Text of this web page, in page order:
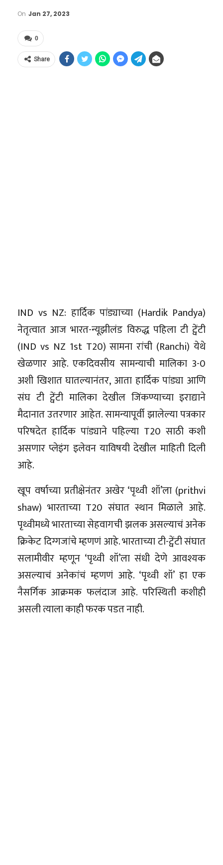
On Jan 27, 2023
0
Share
IND vs NZ: हार्दिक पांड्याच्या (Hardik Pandya)
नेतृत्वात आज भारत-न्यूझीलंड विरुद्ध पहिला टी ट्वेंटी
(IND vs NZ 1st T20) सामना रांची (Ranchi) येथे
खेळणार आहे. एकदिवसीय सामन्याची मालिका 3-0
अशी खिशात घातल्यानंतर, आता हार्दिक पांड्या आणि
संघ टी ट्वेंटी मालिका देखील जिंकण्याच्या इराद्याने
मैदानात उतरणार आहेत. सामन्यापूर्वी झालेल्या पत्रकार
परिषदेत हार्दिक पांड्याने पहिल्या T20 साठी कशी
असणार प्लेइंग इलेवन याविषयी देखील माहिती दिली
आहे.
खूप वर्षाच्या प्रतीक्षेनंतर अखेर ‘पृथ्वी शॉ’ला (prithvi
shaw) भारताच्या T20 संघात स्थान मिळाले आहे.
पृथ्वीमध्ये भारताच्या सेहवागची झलक असल्याचं अनेक
क्रिकेट दिग्गजांचे म्हणणं आहे. भारताच्या टी-ट्वेंटी संघात
सलामीवीर म्हणून ‘पृथ्वी शॉ’ला संधी देणे आवश्यक
असल्याचं अनेकांचं म्हणणं आहे. ‘पृथ्वी शॉ’ हा एक
नैसर्गिक आक्रमक फलंदाज आहे. परिस्थिती कशीही
असली त्याला काही फरक पडत नाही.